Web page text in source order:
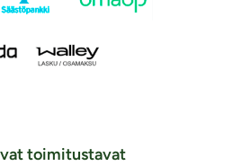
toimitustavat